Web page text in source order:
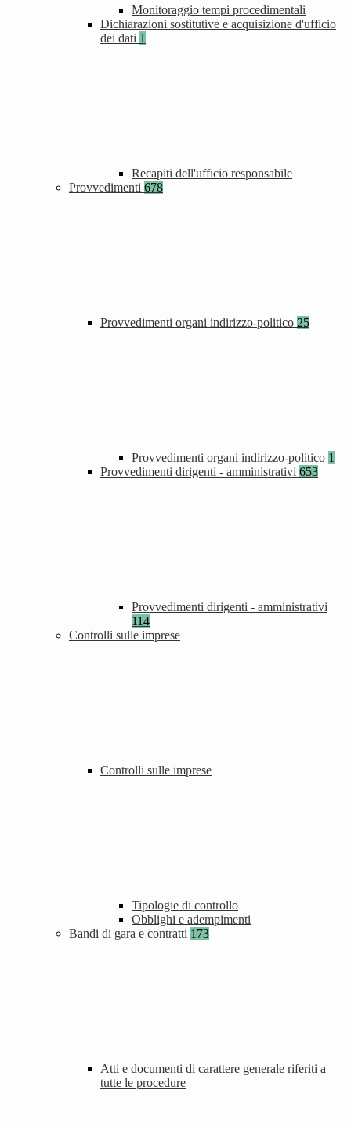
Monitoraggio tempi procedimentali
Dichiarazioni sostitutive e acquisizione d'ufficio
dei dati 1
Recapiti dell'ufficio responsabile
Provvedimenti 678
Provvedimenti organi indirizzo-politico 25
Provvedimenti organi indirizzo-politico 1
Provvedimenti dirigenti - amministrativi 653
Provvedimenti dirigenti - amministrativi
114
Controlli sulle imprese
Controlli sulle imprese
Tipologie di controllo
Obblighi e adempimenti
Bandi di gara e contratti 173
Atti e documenti di carattere generale riferiti a
tutte le procedure